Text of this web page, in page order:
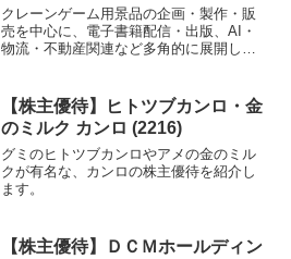
クレーンゲーム用景品の企画・製作・販
売を中心に、電子書籍配信・出版、AI・
物流・不動産関連など多角的に展開して
【株主優待】ヒトツブカンロ・金
のミルク カンロ (2216)
グミのヒトツブカンロやアメの金のミル
クが有名な、カンロの株主優待を紹介し
ます。
【株主優待】ＤＣＭホールディン